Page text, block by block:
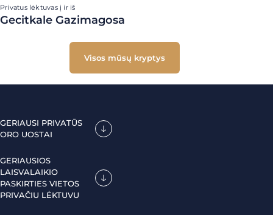
Privatus lėktuvas į ir iš
Gecitkale Gazimagosa
Visos mūsų kryptys
GERIAUSI PRIVATŪS
ORO UOSTAI
GERIAUSIOS
LAISVALAIKIO
PASKIRTIES VIETOS
PRIVAČIU LĖKTUVU